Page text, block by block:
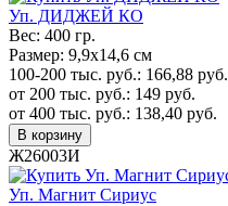
Уп. ДИДЖЕЙ КО
Вес: 400 гр.
Размер: 9,9х14,6 см
100-200 тыс. руб.: 166,88 руб.
от 200 тыс. руб.: 149 руб.
от 400 тыс. руб.: 138,40 руб.
В корзину
Ж26003И
Уп. Магнит Сириус